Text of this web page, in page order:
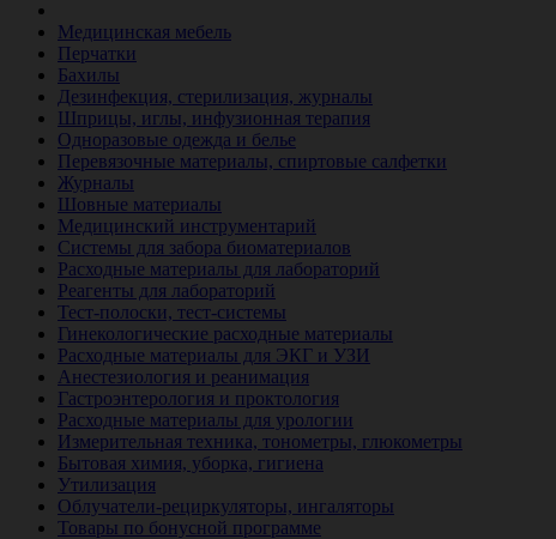
Медицинская мебель
Перчатки
Бахилы
Дезинфекция, стерилизация, журналы
Шприцы, иглы, инфузионная терапия
Одноразовые одежда и белье
Перевязочные материалы, спиртовые салфетки
Журналы
Шовные материалы
Медицинский инструментарий
Системы для забора биоматериалов
Расходные материалы для лабораторий
Реагенты для лабораторий
Тест-полоски, тест-системы
Гинекологические расходные материалы
Расходные материалы для ЭКГ и УЗИ
Анестезиология и реанимация
Гастроэнтерология и проктология
Расходные материалы для урологии
Измерительная техника, тонометры, глюкометры
Бытовая химия, уборка, гигиена
Утилизация
Облучатели-рециркуляторы, ингаляторы
Товары по бонусной программе